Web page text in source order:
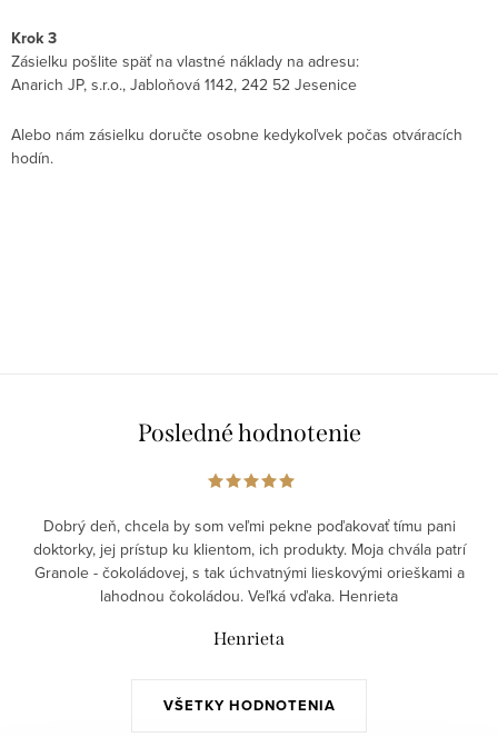
Krok 3
Zásielku pošlite späť na vlastné náklady na adresu:
Anarich JP, s.r.o., Jabloňová 1142, 242 52 Jesenice
Alebo nám zásielku doručte osobne kedykoľvek počas otváracích
hodín.
Posledné hodnotenie
VŠETKY HODNOTENIA
Dobrý deň, chcela by som veľmi pekne poďakovať tímu pani
doktorky, jej prístup ku klientom, ich produkty. Moja chvála patrí
Granole - čokoládovej, s tak úchvatnými lieskovými orieškami a
lahodnou čokoládou. Veľká vďaka. Henrieta
Henrieta